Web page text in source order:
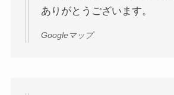
ありがとうございます。
Googleマップ